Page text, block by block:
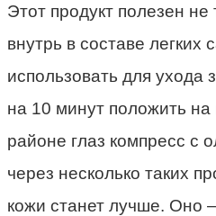
Этот продукт полезен
внутрь в составе легких
использовать для ухода
на 10 минут положить
районе глаз компресс с
через несколько таких
кожи станет лучше. Оно